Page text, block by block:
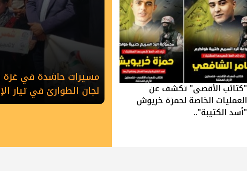
"كتائب الأقصى" تكشف عن
العمليات الخاصة لحمزة خريوش
"أسد الكتيبة"..
مسيرات حاشدة في غزة
لجان الطوارئ في تيار